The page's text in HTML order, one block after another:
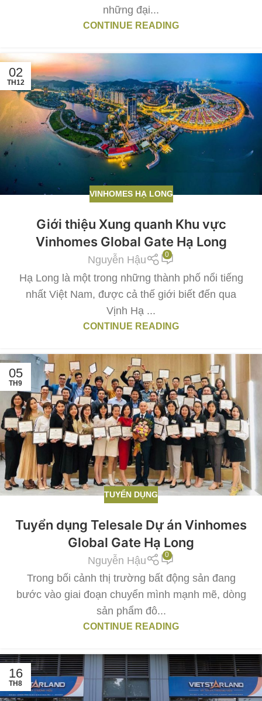
những đại...
CONTINUE READING
02
TH12
VINHOMES HẠ LONG
Giới thiệu Xung quanh Khu vực
Vinhomes Global Gate Hạ Long
Nguyễn Hậu 0
Hạ Long là một trong những thành phố nổi tiếng
nhất Việt Nam, được cả thế giới biết đến qua
Vịnh Hạ ...
CONTINUE READING
05
TH9
TUYỂN DỤNG
Tuyển dụng Telesale Dự án Vinhomes
Global Gate Hạ Long
Nguyễn Hậu 0
Trong bối cảnh thị trường bất động sản đang
bước vào giai đoạn chuyển mình mạnh mẽ, dòng
sản phẩm đô...
CONTINUE READING
16
TH8